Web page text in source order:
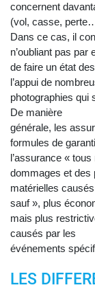
concernent
(vol, casse,
Dans ce cas, il
n’oubliant pas par
de faire un état
l’appui de
photographies qui
De manière
générale, les
formules de
l’assurance «
dommages et des
matérielles
sauf », plus
mais plus
causés par les
événements
LES